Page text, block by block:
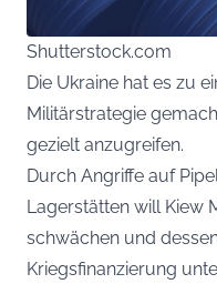
Shutterstock.com
Die Ukraine hat es zu
Militärstrategie
gezielt anzugreifen.
Durch Angriffe auf
Lagerstätten will Kiew
schwächen und
Kriegsfinanzierung